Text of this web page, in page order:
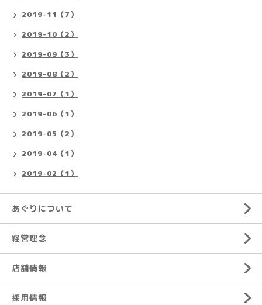
2019-11（7）
2019-10（2）
2019-09（3）
2019-08（2）
2019-07（1）
2019-06（1）
2019-05（2）
2019-04（1）
2019-02（1）
あぐりについて
経営理念
店舗情報
採用情報